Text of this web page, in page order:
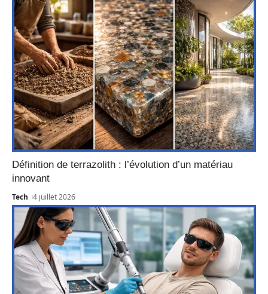
Définition de terrazolith : l’évolution d’un matériau
innovant
Tech 4 juillet 2026